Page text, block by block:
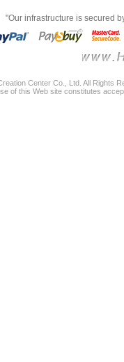
"Our infrastructure is secured
Center Co., Ltd. All Rights
of this Web site constitutes